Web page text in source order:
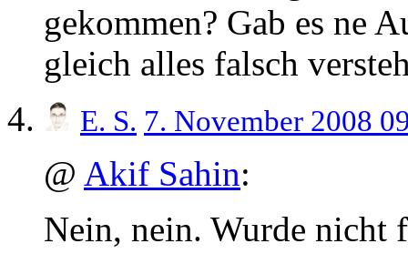
gekommen? Gab es ne
gleich alles falsch
E. S. 7. November 2008
@ Akif Sahin:
Nein, nein. Wurde nicht